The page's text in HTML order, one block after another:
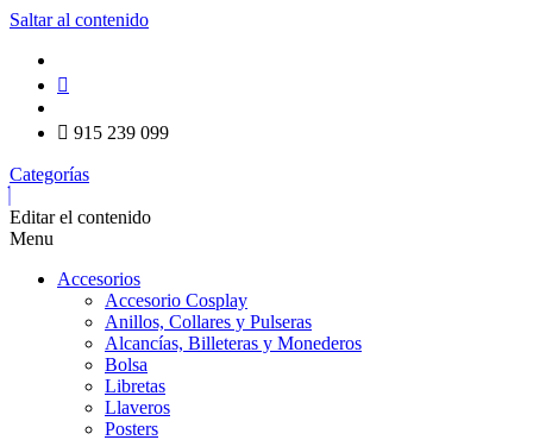
Saltar al contenido
915 239 099
Categorías
Editar el contenido
Menu
Accesorios
Accesorio Cosplay
Anillos, Collares y Pulseras
Alcancías, Billeteras y Monederos
Bolsa
Libretas
Llaveros
Posters